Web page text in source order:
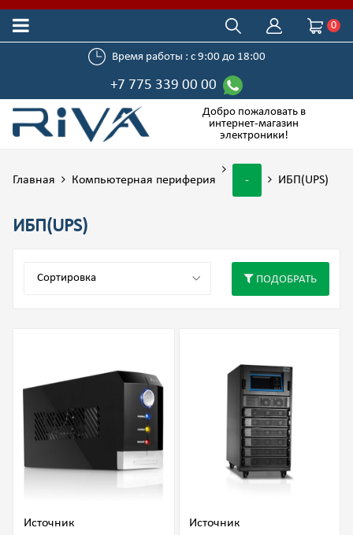
0
Время работы : с 9:00 до 18:00
+7 775 339 00 00
Добро пожаловать в
интернет-магазин
электроники!
Главная Компьютерная периферия - ИБП(UPS)
ИБП(UPS)
ПОДОБРАТЬ
Источник
Источник